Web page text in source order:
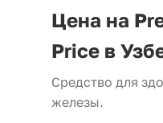
Цена на
Price в
Средство для
железы.